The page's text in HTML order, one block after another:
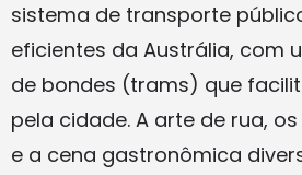
sistema de transporte
eficientes da Austrália, com
de bondes (trams) que
pela cidade. A arte de rua,
e a cena gastronômica